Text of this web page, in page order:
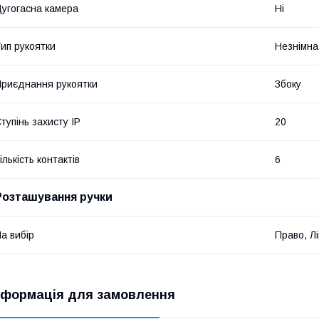
камера Ні
рукоятки Незнімна
рукоятки Збоку
захисту IP 20
контактів 6
ручки
вибір Право,
для замовлення